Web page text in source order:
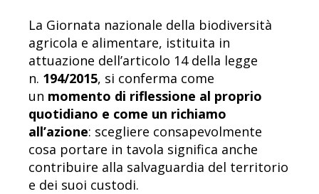
La Giornata nazionale della biodiversità
agricola e alimentare, istituita in
attuazione dell’articolo 14 della legge
n. 194/2015, si conferma come
un momento di riflessione al proprio
quotidiano e come un richiamo
all’azione: scegliere consapevolmente
cosa portare in tavola significa anche
contribuire alla salvaguardia del territorio
e dei suoi custodi.